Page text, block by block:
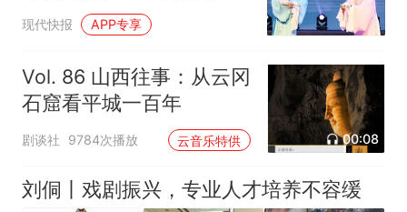
展演启幕
现代快报 APP专享
Vol. 86 山西往事：从云冈
石窟看平城一百年
剧谈社 9784次播放 云音乐特供 00:08
刘侗丨戏剧振兴，专业人才培养不容缓